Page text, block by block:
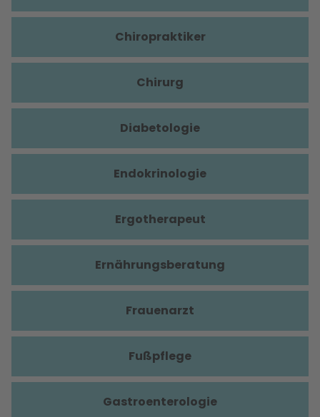
Chiropraktiker
Chirurg
Diabetologie
Endokrinologie
Ergotherapeut
Ernährungsberatung
Frauenarzt
Fußpflege
Gastroenterologie